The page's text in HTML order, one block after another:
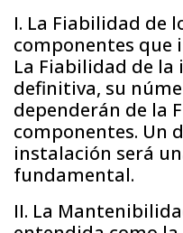
I. La Fiabilidad de
componentes que
La Fiabilidad de la
definitiva, su
dependerán de la
componentes. Un
instalación será
fundamental.
II. La